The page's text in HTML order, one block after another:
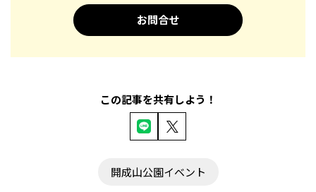
お問合せ
この記事を共有しよう！
開成山公園イベント